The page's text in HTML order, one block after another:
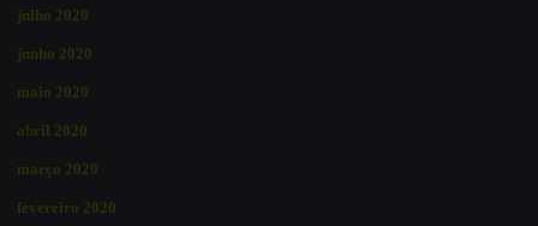
julho 2020
junho 2020
maio 2020
abril 2020
março 2020
fevereiro 2020